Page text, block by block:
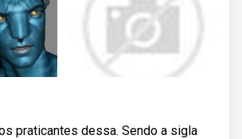
praticantes dessa. Sendo a sigla